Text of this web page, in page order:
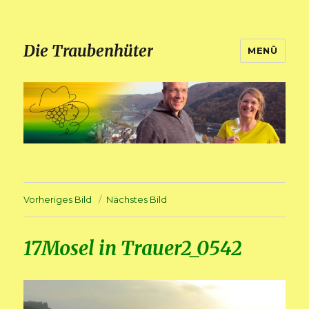
Die Traubenhüter MENÜ
Vorheriges Bild Nächstes Bild
17Mosel in Trauer2_0542